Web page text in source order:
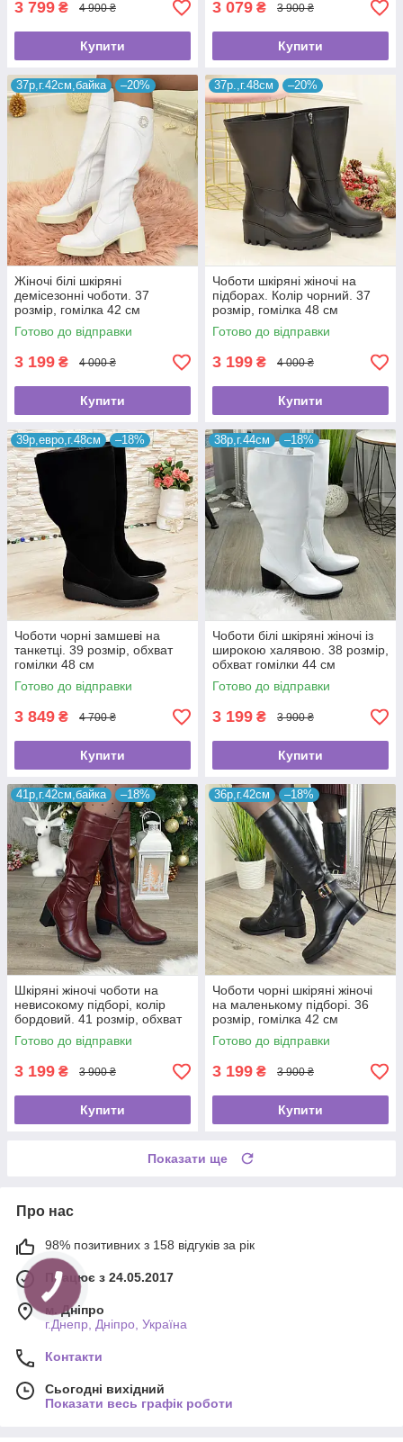
3 799 ₴ 4 900 ₴
Купити
3 079 ₴ 3 900 ₴
Купити
37р,г.42см,байка –20%
Жіночі білі шкіряні
демісезонні чоботи. 37
розмір, гомілка 42 см
Готово до відправки
3 199 ₴ 4 000 ₴
Купити
37р.,г.48см –20%
Чоботи шкіряні жіночі на
підборах. Колір чорний. 37
розмір, гомілка 48 см
Готово до відправки
3 199 ₴ 4 000 ₴
Купити
39р,евро,г.48см –18%
Чоботи чорні замшеві на
танкетці. 39 розмір, обхват
гомілки 48 см
Готово до відправки
3 849 ₴ 4 700 ₴
Купити
38р,г.44см –18%
Чоботи білі шкіряні жіночі із
широкою халявою. 38 розмір,
обхват гомілки 44 см
Готово до відправки
3 199 ₴ 3 900 ₴
Купити
41р,г.42см,байка –18%
Шкіряні жіночі чоботи на
невисокому підборі, колір
бордовий. 41 розмір, обхват
халяви 42 см
Готово до відправки
3 199 ₴ 3 900 ₴
Купити
36р,г.42см –18%
Чоботи чорні шкіряні жіночі
на маленькому підборі. 36
розмір, гомілка 42 см
Готово до відправки
3 199 ₴ 3 900 ₴
Купити
Показати ще
Про нас
98% позитивних з 158 відгуків за рік
Працює з 24.05.2017
м. Дніпро
г.Днепр, Дніпро, Україна
Контакти
Сьогодні вихідний
Показати весь графік роботи